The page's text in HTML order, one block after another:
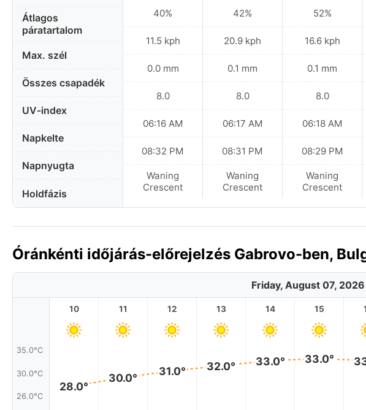
Átlagos
páratartalom
Max. szél
Összes csapadék
UV-index
Napkelte
Napnyugta
Holdfázis
40%
11.5 kph
0.0 mm
8.0
06:16 AM
08:32 PM
Waning
Crescent
42%
20.9 kph
0.1 mm
8.0
06:17 AM
08:31 PM
Waning
Crescent
52%
16.6 kph
0.1 mm
8.0
06:18 AM
08:29 PM
Waning
Crescent
Óránkénti időjárás-előrejelzés Gabrovo-ben,
Friday, August 07, 2026
35.0°C
30.0°C
26.0°C
10
28.0°
11
30.0°
12
31.0°
13
32.0°
14
33.0°
15
33.0°